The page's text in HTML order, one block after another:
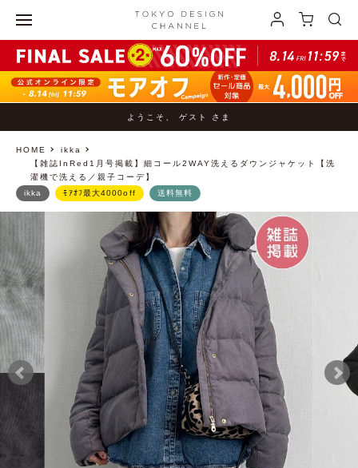
ようこそ、 ゲスト さま
HOME
ikka
【雑誌InRed1月号掲載】細コール2WAY洗えるダウンジャケット【洗
濯機で洗える／親子コーデ】
ikka ﾓｱｵﾌ最大4000off 送料無料